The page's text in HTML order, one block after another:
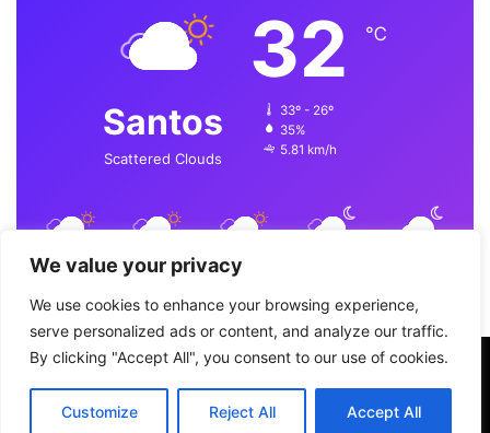
We value your privacy
We use cookies to enhance your browsing experience,
serve personalized ads or content, and analyze our traffic.
By clicking "Accept All", you consent to our use of cookies.
Customize Reject All Accept All
b
o
T
u
b
e
t
a
g
r
m
Santos
Scattered Clouds
32 ℃
33º - 26º
35%
5.81 km/h
qui sex sáb
© Copyright 2026. Todos os direitos reservados.